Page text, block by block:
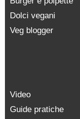
Dolci vegani
Veg blogger
Video
Guide pratiche